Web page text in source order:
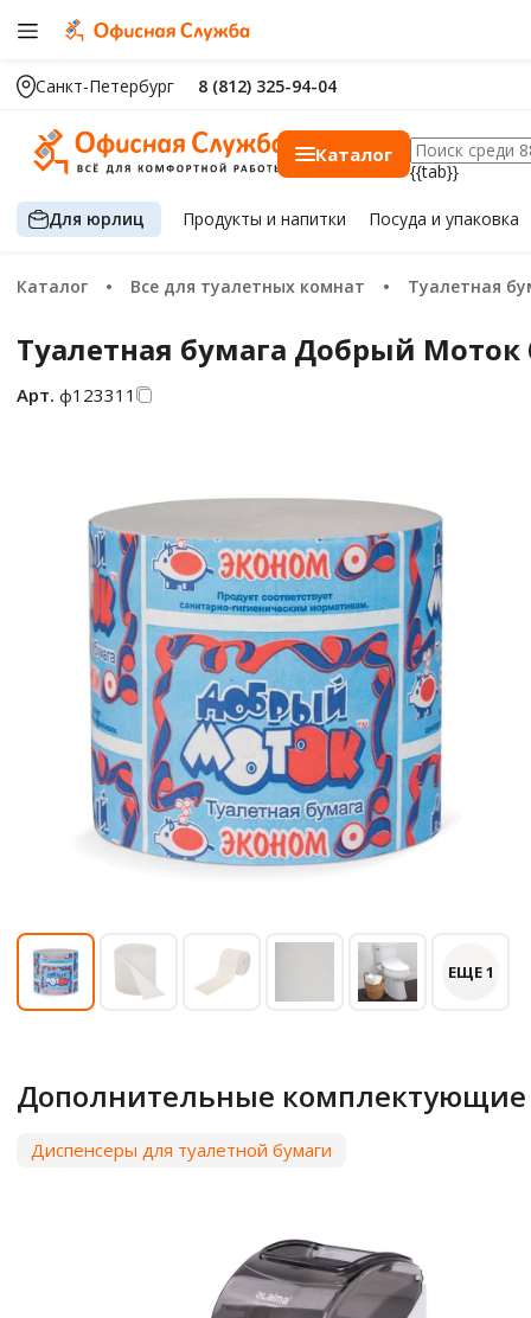
Санкт-Петербург 8 (812) 325-94-04
Каталог
{{tab}}
Для юрлиц Продуктыи напитки Посуда и упаковка
Каталог Все для туалетных комнат Туалетная
Туалетная бумага Добрый Моток
Арт. ф123311
ЕЩЕ 1
Дополнительные комплектующие
Диспенсеры для туалетной бумаги